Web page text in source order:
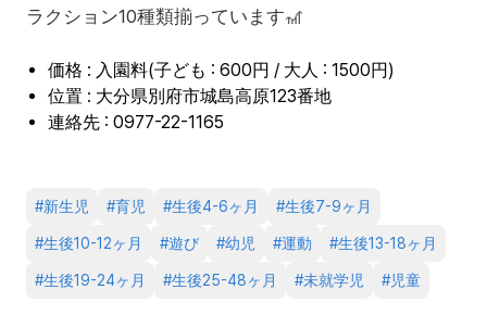
ラクション10種類揃っています🎢
価格 : 入園料(子ども : 600円 / 大人 : 1500円)
位置 : 大分県別府市城島高原123番地
連絡先 : 0977-22-1165
#新生児 #育児 #生後4-6ヶ月 #生後7-9ヶ月
#生後10-12ヶ月 #遊び #幼児 #運動 #生後13-18ヶ月
#生後19-24ヶ月 #生後25-48ヶ月 #未就学児 #児童